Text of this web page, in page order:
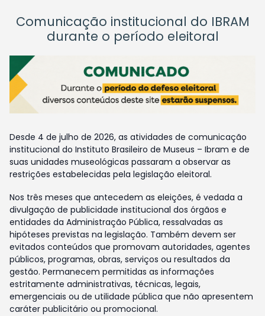
Comunicação institucional do IBRAM
durante o período eleitoral
Desde 4 de julho de 2026, as atividades de comunicação
institucional do Instituto Brasileiro de Museus – Ibram e de
suas unidades museológicas passaram a observar as
restrições estabelecidas pela legislação eleitoral.
Nos três meses que antecedem as eleições, é vedada a
divulgação de publicidade institucional dos órgãos e
entidades da Administração Pública, ressalvadas as
hipóteses previstas na legislação. Também devem ser
evitados conteúdos que promovam autoridades, agentes
públicos, programas, obras, serviços ou resultados da
gestão. Permanecem permitidas as informações
estritamente administrativas, técnicas, legais,
emergenciais ou de utilidade pública que não apresentem
caráter publicitário ou promocional.